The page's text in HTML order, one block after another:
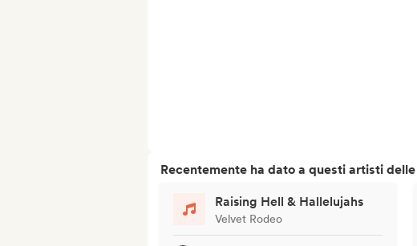
Recentemente ha dato a questi artisti
Raising Hell & Hallelujahs
Velvet Rodeo